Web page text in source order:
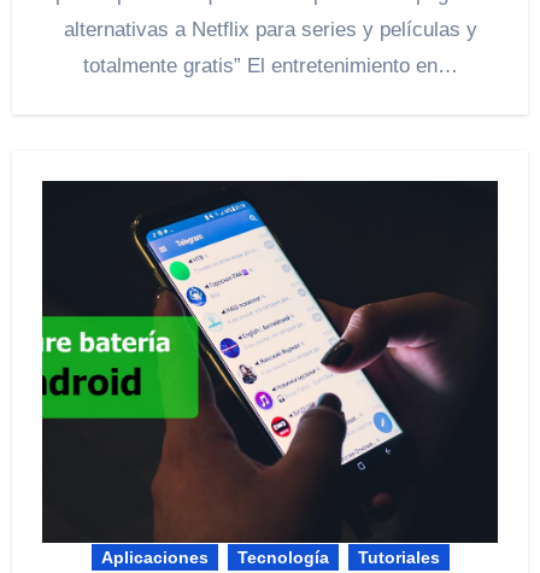
alternativas a Netflix para series y películas y
totalmente gratis” El entretenimiento en…
Aplicaciones Tecnología Tutoriales